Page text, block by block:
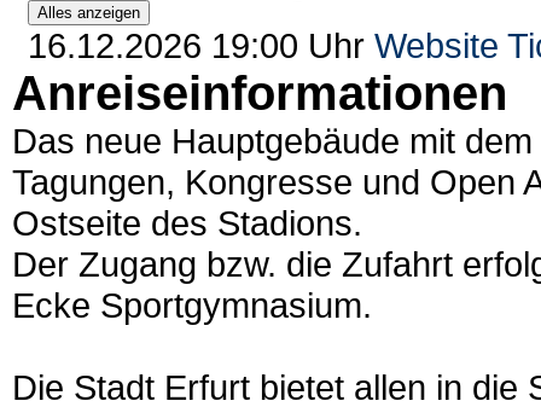
Alles anzeigen
16.12.2026 19:00 Uhr Website
Anreiseinformationen
Das neue Hauptgebäude mit
Tagungen, Kongresse und Open
Ostseite des Stadions.
Der Zugang bzw. die Zufahrt
Ecke Sportgymnasium.
Die Stadt Erfurt bietet allen in die